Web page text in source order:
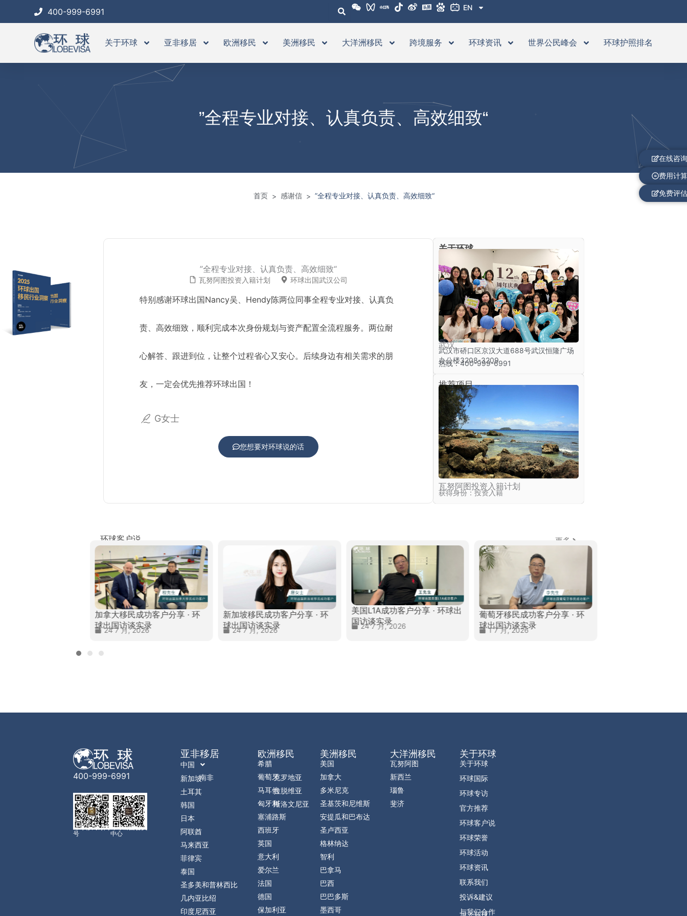
400-999-6991 EN
关于环球 亚非移居 欧洲移民 美洲移民 大洋洲移民 跨境服务 环球资讯 世界公民峰会 环球护照排名
”全程专业对接、认真负责、高效细致“
首页 > 感谢信 > ”全程专业对接、认真负责、高效细致“
”全程专业对接、认真负责、高效细致“
瓦努阿图投资入籍计划 环球出国武汉公司
特别感谢环球出国Nancy吴、Hendy陈两位同事全程专业对接、认真负
责、高效细致，顺利完成本次身份规划与资产配置全流程服务。两位耐
心解答、跟进到位，让整个过程省心又安心。后续身边有相关需求的朋
友，一定会优先推荐环球出国！
G女士
您想要对环球说的话
关于环球
武汉
武汉市硚口区京汉大道688号武汉恒隆广场
办公楼3208-3209
热线：400-999-6991
推荐项目
瓦努阿图投资入籍计划
获得身份：投资入籍
环球客户说 更多
加拿大移民成功客户分享 · 环
球出国访谈实录
24 7 月, 2026
新加坡移民成功客户分享 · 环
球出国访谈实录
24 7 月, 2026
美国L1A成功客户分享 · 环球出
国访谈实录
24 7 月, 2026
葡萄牙移民成功客户分享 · 环
球出国访谈实录
1 7 月, 2026
在线咨询
费用计算
免费评估
400-999-6991
环球移民订阅
号
环球出国会员
中心
亚非移居
中国
新加坡
土耳其
韩国
日本
阿联酋
马来西亚
菲律宾
泰国
圣多美和普林西比
几内亚比绍
印度尼西亚
南非
欧洲移民
希腊
葡萄牙
马耳他
匈牙利
塞浦路斯
西班牙
英国
意大利
爱尔兰
法国
德国
保加利亚
克罗地亚
拉脱维亚
斯洛文尼亚
美洲移民
美国
加拿大
多米尼克
圣基茨和尼维斯
安提瓜和巴布达
圣卢西亚
格林纳达
智利
巴拿马
巴西
巴巴多斯
墨西哥
大洋洲移民
瓦努阿图
新西兰
瑙鲁
斐济
关于环球
关于环球
环球国际
环球专访
官方推荐
环球客户说
环球荣誉
环球活动
环球资讯
联系我们
投诉&建议
与我们合作